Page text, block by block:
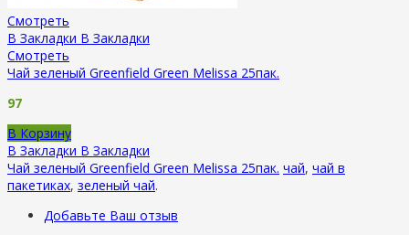
Смотреть
В Закладки В Закладки
Смотреть
Чай зеленый Greenfield Green Melissa 25пак.
97
В Корзину
В Закладки В Закладки
Чай зеленый Greenfield Green Melissa 25пак. чай, чай в
пакетиках, зеленый чай.
Добавьте Ваш отзыв